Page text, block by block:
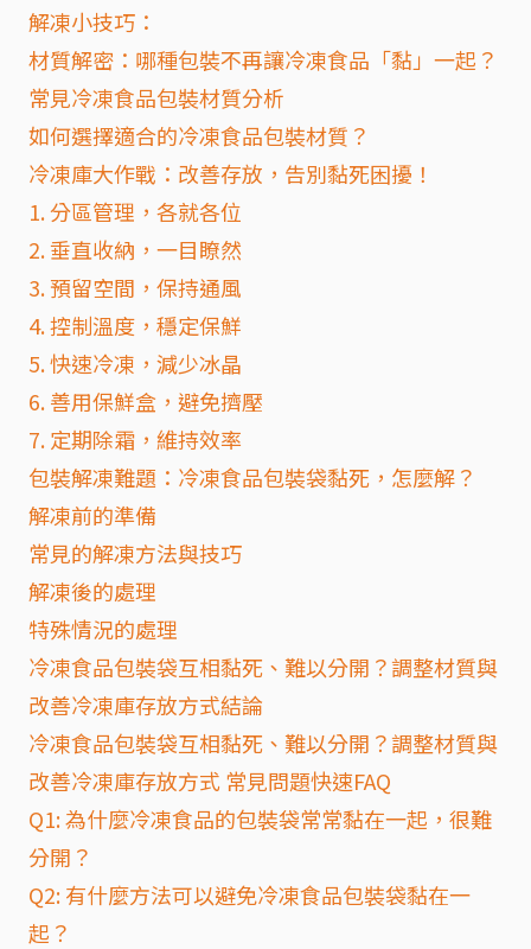
解凍小技巧：
材質解密：哪種包裝不再讓冷凍食品「黏」一起？
常見冷凍食品包裝材質分析
如何選擇適合的冷凍食品包裝材質？
冷凍庫大作戰：改善存放，告別黏死困擾！
1. 分區管理，各就各位
2. 垂直收納，一目瞭然
3. 預留空間，保持通風
4. 控制溫度，穩定保鮮
5. 快速冷凍，減少冰晶
6. 善用保鮮盒，避免擠壓
7. 定期除霜，維持效率
包裝解凍難題：冷凍食品包裝袋黏死，怎麼解？
解凍前的準備
常見的解凍方法與技巧
解凍後的處理
特殊情況的處理
冷凍食品包裝袋互相黏死、難以分開？調整材質與
改善冷凍庫存放方式結論
冷凍食品包裝袋互相黏死、難以分開？調整材質與
改善冷凍庫存放方式 常見問題快速FAQ
Q1: 為什麼冷凍食品的包裝袋常常黏在一起，很難
分開？
Q2: 有什麼方法可以避免冷凍食品包裝袋黏在一
起？